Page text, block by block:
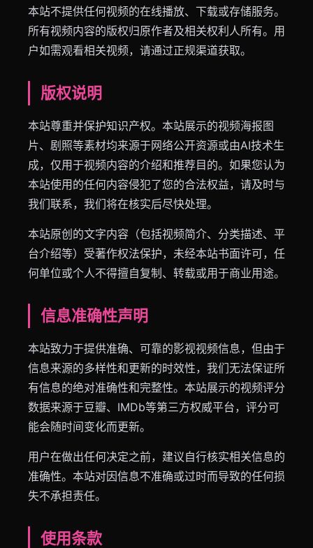
本站不提供任何视频的在线播放、下载或存储服务。
所有视频内容的版权归原作者及相关权利人所有。用
户如需观看相关视频，请通过正规渠道获取。
版权说明
本站尊重并保护知识产权。本站展示的视频海报图
片、剧照等素材均来源于网络公开资源或由AI技术生
成，仅用于视频内容的介绍和推荐目的。如果您认为
本站使用的任何内容侵犯了您的合法权益，请及时与
我们联系，我们将在核实后尽快处理。
本站原创的文字内容（包括视频简介、分类描述、平
台介绍等）受著作权法保护，未经本站书面许可，任
何单位或个人不得擅自复制、转载或用于商业用途。
信息准确性声明
本站致力于提供准确、可靠的影视视频信息，但由于
信息来源的多样性和更新的时效性，我们无法保证所
有信息的绝对准确性和完整性。本站展示的视频评分
数据来源于豆瓣、IMDb等第三方权威平台，评分可
能会随时间变化而更新。
用户在做出任何决定之前，建议自行核实相关信息的
准确性。本站对因信息不准确或过时而导致的任何损
失不承担责任。
使用条款